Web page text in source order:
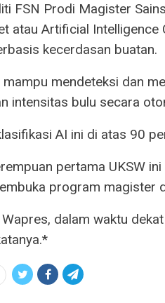
FSN Prodi Magister
atau Artificial
kecerdasan buatan.
mampu mendeteksi dan
intensitas bulu secara
AI ini di atas 90
pertama UKSW
program magister
Wapres, dalam waktu